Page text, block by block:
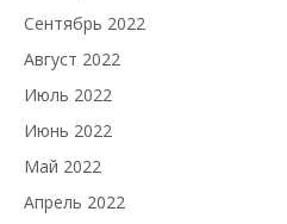
Сентябрь 2022
Август 2022
Июль 2022
Июнь 2022
Май 2022
Апрель 2022